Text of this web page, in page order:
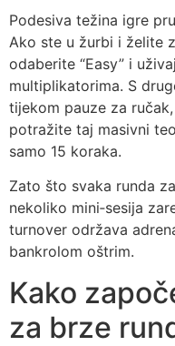
Podesiva težina igre
Ako ste u žurbi i želite
odaberite “Easy” i
multiplikatorima. S
tijekom pauze za
potražite taj masivni
samo 15 koraka.
Zato što svaka runda
nekoliko mini‑sesija
turnover održava
bankrolom oštrim.
Kako
za brze